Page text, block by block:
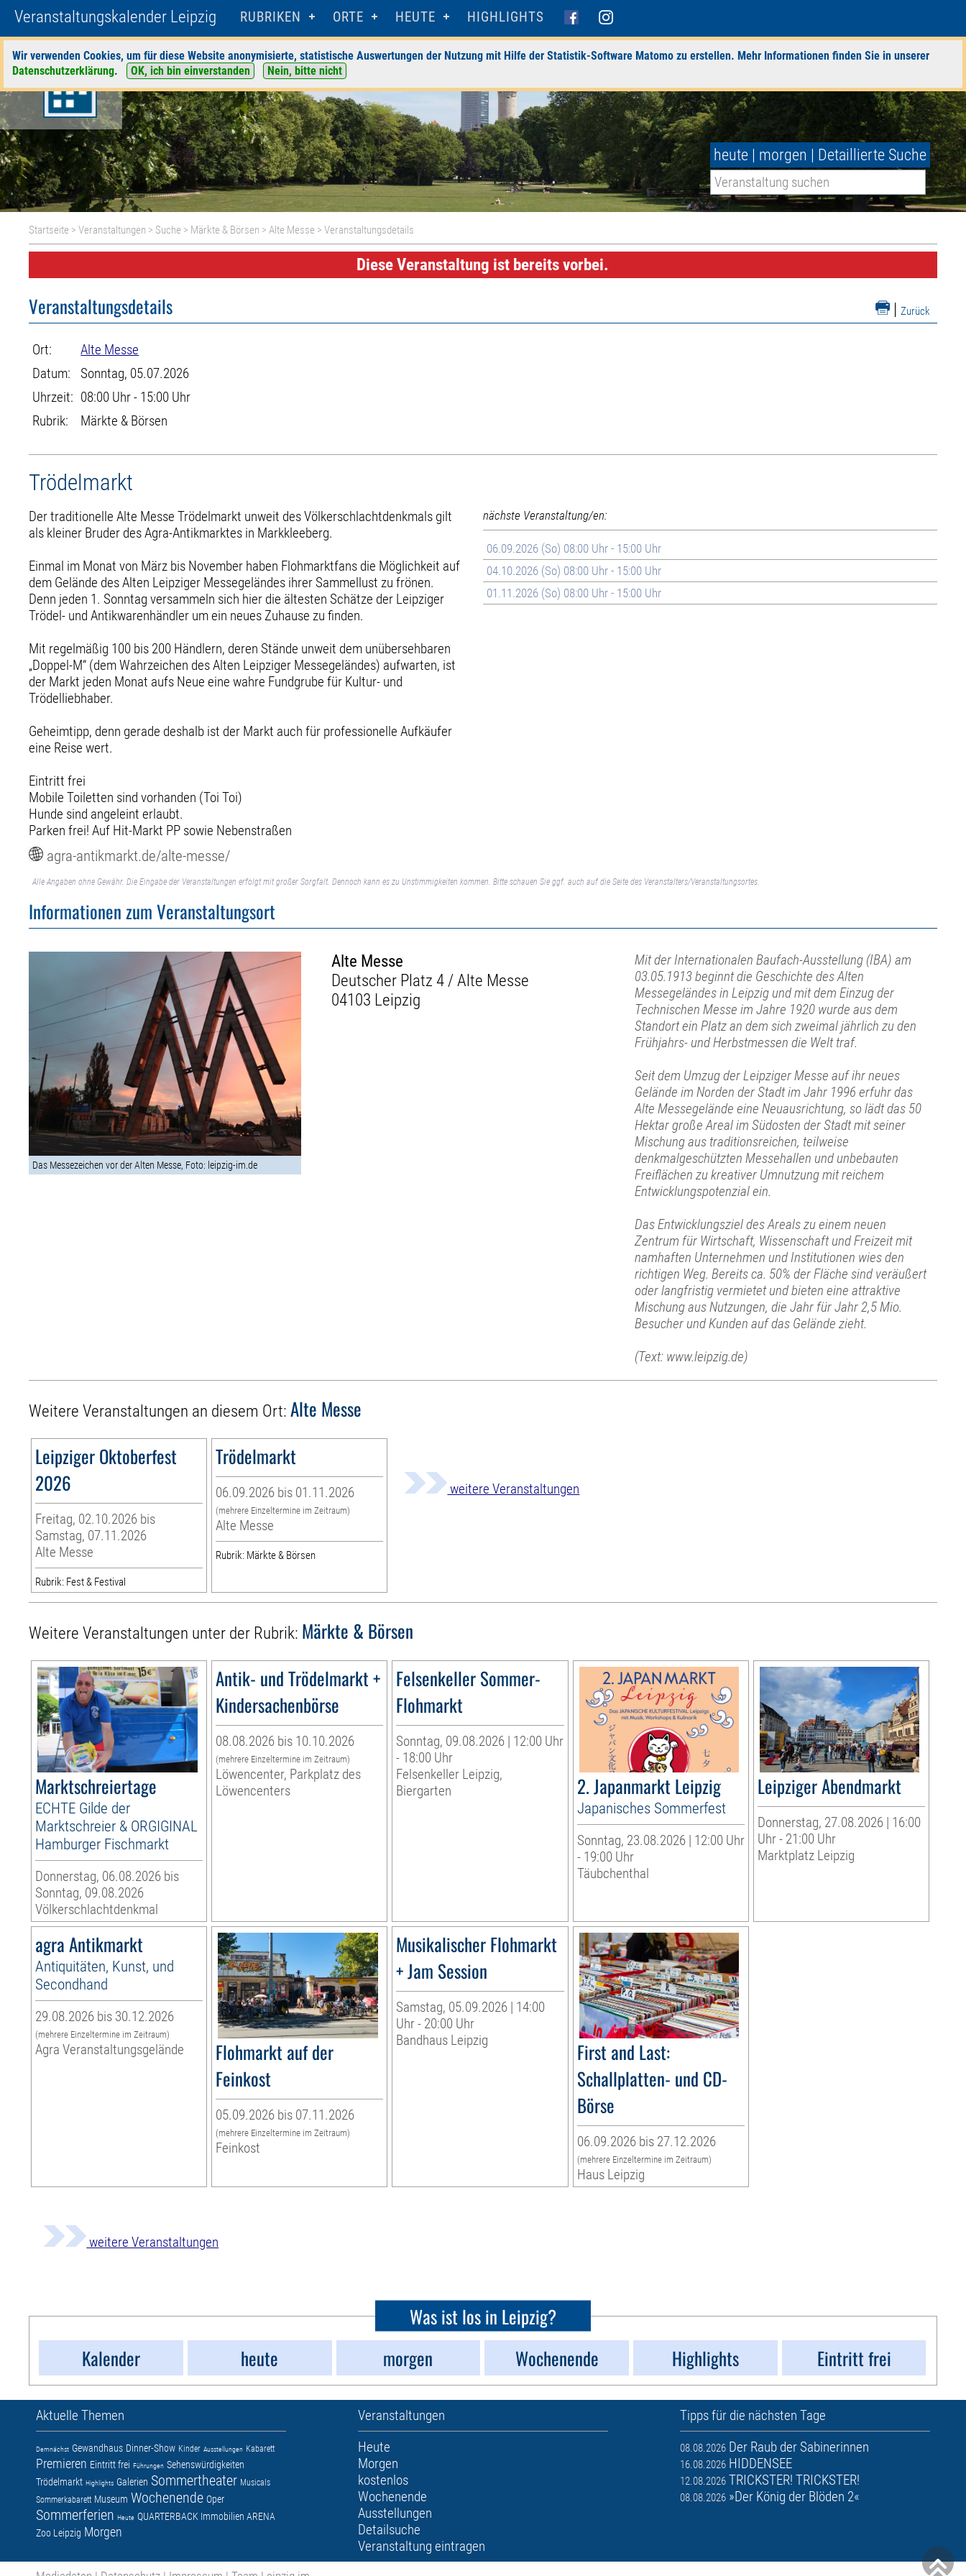
Veranstaltungskalender Leipzig RUBRIKEN ORTE HEUTE HIGHLIGHTS
Wir verwenden Cookies, um für diese Website anonymisierte, statistische Auswertungen der Nutzung mit Hilfe der Statistik-Software Matomo zu erstellen. Mehr Informationen finden Sie in unserer
Datenschutzerklärung. OK, ich bin einverstanden Nein, bitte nicht
heute | morgen | Detaillierte Suche
Startseite >Veranstaltungen > Suche > Märkte & Börsen >Alte Messe > Veranstaltungsdetails
Diese Veranstaltung ist bereits vorbei.
| Zurück
Veranstaltungsdetails
Ort:
Alte Messe
Datum:
Sonntag, 05.07.2026
Uhrzeit: 08:00 Uhr - 15:00 Uhr
Rubrik:
Märkte & Börsen
Trödelmarkt
Der traditionelle Alte Messe Trödelmarkt unweit des Völkerschlachtdenkmals gilt
als kleiner Bruder des Agra-Antikmarktes in Markkleeberg.
Einmal im Monat von März bis November haben Flohmarktfans die Möglichkeit auf
dem Gelände des Alten Leipziger Messegeländes ihrer Sammellust zu frönen.
Denn jeden 1. Sonntag versammeln sich hier die ältesten Schätze der Leipziger
Trödel- und Antikwarenhändler um ein neues Zuhause zu finden.
Mit regelmäßig 100 bis 200 Händlern, deren Stände unweit dem unübersehbaren
„Doppel-M“ (dem Wahrzeichen des Alten Leipziger Messegeländes) aufwarten, ist
der Markt jeden Monat aufs Neue eine wahre Fundgrube für Kultur- und
Trödelliebhaber.
Geheimtipp, denn gerade deshalb ist der Markt auch für professionelle Aufkäufer
eine Reise wert.
Eintritt frei
Mobile Toiletten sind vorhanden (Toi Toi)
Hunde sind angeleint erlaubt.
Parken frei! Auf Hit-Markt PP sowie Nebenstraßen
agra-antikmarkt.de/alte-messe/
nächste Veranstaltung/en:
06.09.2026 (So) 08:00 Uhr - 15:00 Uhr
04.10.2026 (So) 08:00 Uhr - 15:00 Uhr
01.11.2026 (So) 08:00 Uhr - 15:00 Uhr
Alle Angaben ohne Gewähr. Die Eingabe der Veranstaltungen erfolgt mit großer Sorgfalt. Dennoch kann es zu Unstimmigkeiten kommen. Bitte schauen Sie ggf. auch auf die Seite des Veranstalters/Veranstaltungsortes.
Informationen zum Veranstaltungsort
Das Messezeichen vor der Alten Messe, Foto: leipzig-im.de
Alte Messe
Deutscher Platz 4 / Alte Messe
04103 Leipzig
Mit der Internationalen Baufach-Ausstellung (IBA) am
03.05.1913 beginnt die Geschichte des Alten
Messegeländes in Leipzig und mit dem Einzug der
Technischen Messe im Jahre 1920 wurde aus dem
Standort ein Platz an dem sich zweimal jährlich zu den
Frühjahrs- und Herbstmessen die Welt traf.
Seit dem Umzug der Leipziger Messe auf ihr neues
Gelände im Norden der Stadt im Jahr 1996 erfuhr das
Alte Messegelände eine Neuausrichtung, so lädt das 50
Hektar große Areal im Südosten der Stadt mit seiner
Mischung aus traditionsreichen, teilweise
denkmalgeschützten Messehallen und unbebauten
Freiflächen zu kreativer Umnutzung mit reichem
Entwicklungspotenzial ein.
Das Entwicklungsziel des Areals zu einem neuen
Zentrum für Wirtschaft, Wissenschaft und Freizeit mit
namhaften Unternehmen und Institutionen wies den
richtigen Weg. Bereits ca. 50% der Fläche sind veräußert
oder langfristig vermietet und bieten eine attraktive
Mischung aus Nutzungen, die Jahr für Jahr 2,5 Mio.
Besucher und Kunden auf das Gelände zieht.
(Text: www.leipzig.de)
Weitere Veranstaltungen an diesem Ort:Alte Messe
Leipziger Oktoberfest
2026
Freitag, 02.10.2026 bis
Samstag, 07.11.2026
Alte Messe
Rubrik: Fest & Festival
Trödelmarkt
06.09.2026 bis 01.11.2026
(mehrere Einzeltermine im Zeitraum)
Alte Messe
Rubrik: Märkte & Börsen
weitere Veranstaltungen
Weitere Veranstaltungen unter der Rubrik: Märkte & Börsen
Marktschreiertage
ECHTE Gilde der
Marktschreier & ORGIGINAL
Hamburger Fischmarkt
Donnerstag, 06.08.2026 bis
Sonntag, 09.08.2026
Völkerschlachtdenkmal
Antik- und Trödelmarkt +
Kindersachenbörse
08.08.2026 bis 10.10.2026
(mehrere Einzeltermine im Zeitraum)
Löwencenter, Parkplatz des
Löwencenters
Felsenkeller Sommer-
Flohmarkt
Sonntag, 09.08.2026 | 12:00 Uhr
- 18:00 Uhr
Felsenkeller Leipzig,
Biergarten
2. Japanmarkt Leipzig
Japanisches Sommerfest
Sonntag, 23.08.2026 | 12:00 Uhr
- 19:00 Uhr
Täubchenthal
Leipziger Abendmarkt
Donnerstag, 27.08.2026 | 16:00
Uhr - 21:00 Uhr
Marktplatz Leipzig
agra Antikmarkt
Antiquitäten, Kunst, und
Secondhand
29.08.2026 bis 30.12.2026
(mehrere Einzeltermine im Zeitraum)
Agra Veranstaltungsgelände
Flohmarkt auf der
Feinkost
05.09.2026 bis 07.11.2026
(mehrere Einzeltermine im Zeitraum)
Feinkost
Musikalischer Flohmarkt
+ Jam Session
Samstag, 05.09.2026 | 14:00
Uhr - 20:00 Uhr
Bandhaus Leipzig
First and Last:
Schallplatten- und CD-
Börse
06.09.2026 bis 27.12.2026
(mehrere Einzeltermine im Zeitraum)
Haus Leipzig
weitere Veranstaltungen
Was ist los in Leipzig?
Kalender
heute morgen Wochenende Highlights Eintritt frei
Aktuelle Themen
Demnächst Gewandhaus Dinner-Show Kinder Ausstellungen Kabarett
Premieren Eintritt frei Führungen Sehenswürdigkeiten
Trödelmarkt Highlights Galerien Sommertheater Musicals
Sommerkabarett Museum Wochenende Oper
Sommerferien Heute QUARTERBACK Immobilien ARENA
Zoo Leipzig Morgen
Veranstaltungen
Heute
Morgen
kostenlos
Wochenende
Ausstellungen
Detailsuche
Veranstaltung eintragen
Tipps für die nächsten Tage
08.08.2026 Der Raub der Sabinerinnen
16.08.2026 HIDDENSEE
12.08.2026 TRICKSTER! TRICKSTER!
08.08.2026 »Der König der Blöden 2«